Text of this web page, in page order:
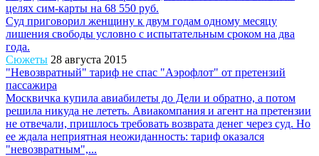
целях сим-карты на 68 550 руб.
Суд приговорил женщину к двум годам одному месяцу
лишения свободы условно с испытательным сроком на два
года.
Сюжеты 28 августа 2015
"Невозвратный" тариф не спас "Аэрофлот" от претензий
пассажира
Москвичка купила авиабилеты до Дели и обратно, а потом
решила никуда не лететь. Авиакомпания и агент на претензии
не отвечали, пришлось требовать возврата денег через суд. Но
ее ждала неприятная неожиданность: тариф оказался
"невозвратным",...